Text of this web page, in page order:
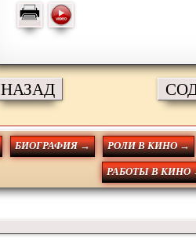
НАЗАД
БИОГРАФИЯ → РОЛИ В КИНО →
РАБОТЫ В КИНО